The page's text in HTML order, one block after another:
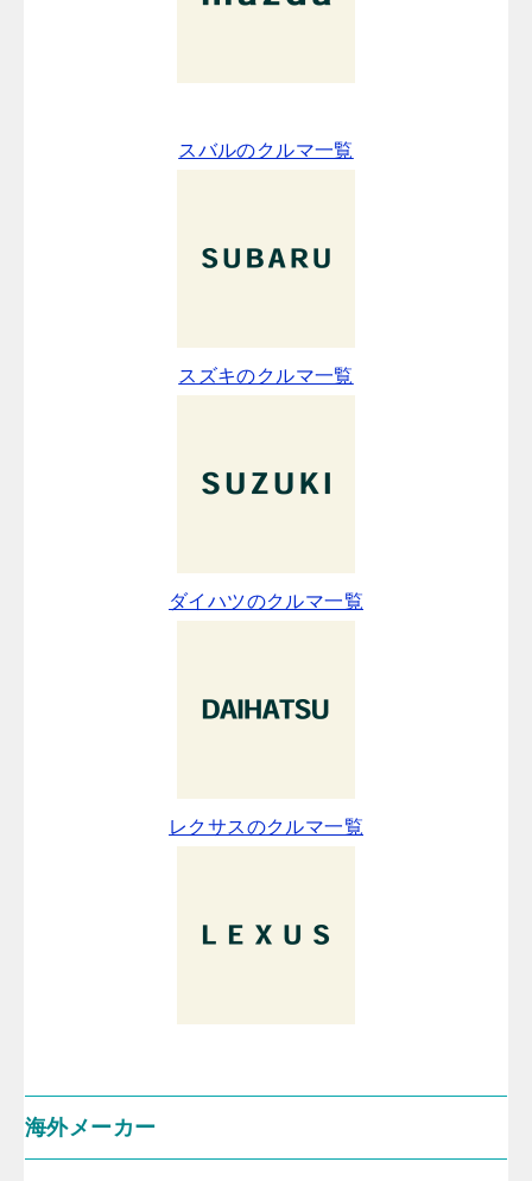
スバルのクルマ一覧
スズキのクルマ一覧
ダイハツのクルマ一覧
レクサスのクルマ一覧
海外メーカー